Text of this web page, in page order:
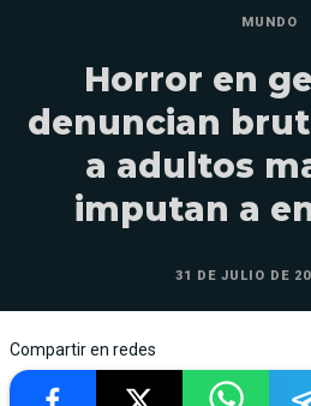
MUNDO
Horror en
denuncian
a adultos
imputan a
31 DE JULIO DE
Compartir en redes